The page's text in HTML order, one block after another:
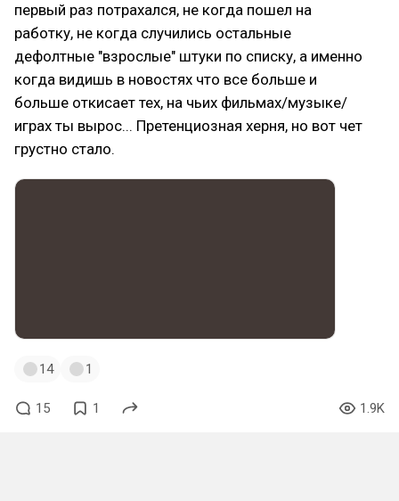
первый раз потрахался, не когда пошел на
работку, не когда случились остальные
дефолтные "взрослые" штуки по списку, а именно
когда видишь в новостях что все больше и
больше откисает тех, на чьих фильмах/музыке/
играх ты вырос... Претенциозная херня, но вот чет
грустно стало.
14 1
15 1 1.9K